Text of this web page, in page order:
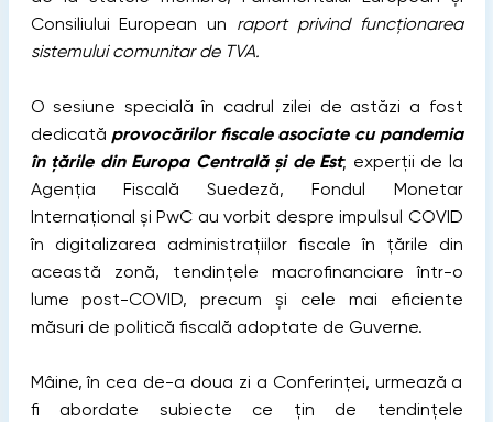
Consiliului European un raport privind funcționarea
sistemului comunitar de TVA.
O sesiune specială în cadrul zilei de astăzi a fost
dedicată provocărilor fiscale asociate cu pandemia
în țările din Europa Centrală și de Est; experții de la
Agenția Fiscală Suedeză, Fondul Monetar
Internațional și PwC au vorbit despre impulsul COVID
în digitalizarea administrațiilor fiscale în țările din
această zonă, tendințele macrofinanciare într-o
lume post-COVID, precum și cele mai eficiente
măsuri de politică fiscală adoptate de Guverne.
Mâine, în cea de-a doua zi a Conferinței, urmează a
fi abordate subiecte ce țin de tendințele